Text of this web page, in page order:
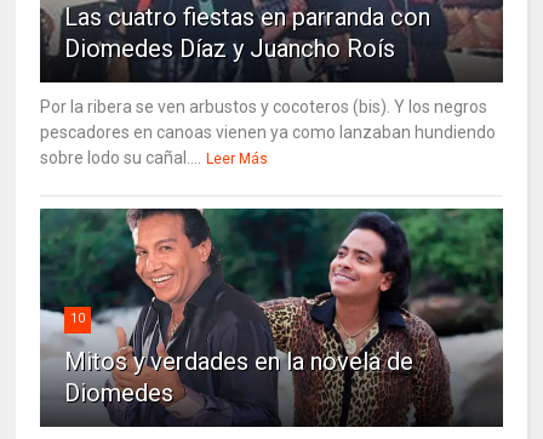
Las cuatro fiestas en parranda con
Diomedes Díaz y Juancho Roís
Por la ribera se ven arbustos y cocoteros (bis). Y los negros
pescadores en canoas vienen ya como lanzaban hundiendo
sobre lodo su cañal....
Leer Más
10
Mitos y verdades en la novela de
Diomedes